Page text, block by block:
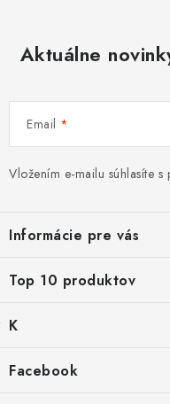
Aktuálne
Email
Vložením e-mailu súhlasíte s
p
ä
i
Informácie pre vás
Dopravné a Platby
Top 10 produktov
Detské gamaše biele
K
e
Facebook